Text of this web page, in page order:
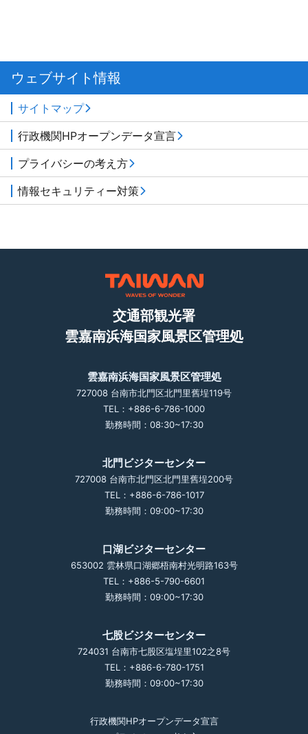
ウェブサイト情報
サイトマップ
行政機関HPオープンデータ宣言
プライバシーの考え方
情報セキュリティー対策
交通部観光署
雲嘉南浜海国家風景区管理処
雲嘉南浜海国家風景区管理処
727008 台南市北門区北門里舊埕119号
TEL：+886-6-786-1000
勤務時間：08:30~17:30
北門ビジターセンター
727008 台南市北門区北門里舊埕200号
TEL：+886-6-786-1017
勤務時間：09:00~17:30
口湖ビジターセンター
653002 雲林県口湖郷梧南村光明路163号
TEL：+886-5-790-6601
勤務時間：09:00~17:30
七股ビジターセンター
724031 台南市七股区塩埕里102之8号
TEL：+886-6-780-1751
勤務時間：09:00~17:30
行政機関HPオープンデータ宣言